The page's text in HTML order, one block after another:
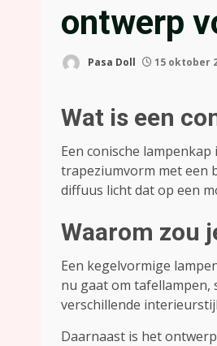
ontwerp
Pasa Doll 15 oktober
Wat is een
Een conische
trapeziumvorm met een
diffuus licht dat op een
Waarom zou
Een kegelvormige
nu gaat om tafellampen,
verschillende
Daarnaast is het